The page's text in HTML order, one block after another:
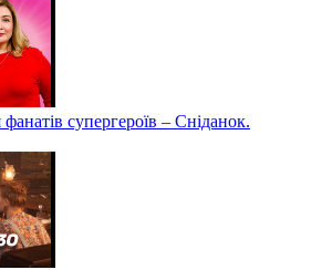
фанатів супергероїв – Сніданок.